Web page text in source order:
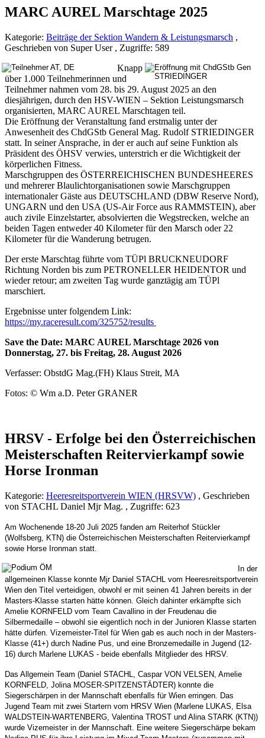
MARC AUREL Marschtage 2025
Kategorie: Beiträge der Sektion Wandern & Leistungsmarsch ,
Geschrieben von Super User , Zugriffe: 589
Knapp
über 1.000 Teilnehmerinnen und
Teilnehmer nahmen vom 28. bis 29. August 2025 an den
diesjährigen, durch den HSV-WIEN – Sektion Leistungsmarsch
organisierten, MARC AUREL Marschtagen teil.
Die Eröffnung der Veranstaltung fand erstmalig unter der
Anwesenheit des ChdGStb General Mag. Rudolf STRIEDINGER
statt. In seiner Ansprache, in der er auch auf seine Funktion als
Präsident des ÖHSV verwies, unterstrich er die Wichtigkeit der
körperlichen Fitness.
Marschgruppen des ÖSTERREICHISCHEN BUNDESHEERES
und mehrerer Blaulichtorganisationen sowie Marschgruppen
internationaler Gäste aus DEUTSCHLAND (DBW Reserve Nord),
UNGARN und den USA (US-Air Force aus RAMMSTEIN), aber
auch zivile Einzelstarter, absolvierten die Wegstrecken, welche an
beiden Tagen entweder 40 Kilometer für den Marsch oder 22
Kilometer für die Wanderung betrugen.
Der erste Marschtag führte vom TÜPl BRUCKNEUDORF
Richtung Norden bis zum PETRONELLER HEIDENTOR und
wieder retour; am zweiten Tag wurde ganztägig am TÜPl
marschiert.
Ergebnisse unter folgendem Link:
https://my.raceresult.com/325752/results
Save the Date: MARC AUREL Marschtage 2026 von
Donnerstag, 27. bis Freitag, 28. August 2026
Verfasser: ObstdG Mag.(FH) Klaus Streit, MA
Fotos: © Wm a.D. Peter GRANER
HRSV - Erfolge bei den Österreichischen
Meisterschaften Reitervierkampf sowie
Horse Ironman
Kategorie: Heeresreitsportverein WIEN (HRSVW) , Geschrieben
von STACHL Daniel Mjr Mag. , Zugriffe: 623
Am Wochenende 18-20 Juli 2025 fanden am Reiterhof Stückler
(Wolfsberg, KTN) die Österreichischen Meisterschaften Reitervierkampf
sowie Horse Ironman statt.
In der
allgemeinen Klasse konnte Mjr Daniel STACHL vom Heeresreitsportverein
Wien den Titel verteidigen, obwohl er mit seinen 41 Jahren bereits in der
Masters-Klasse starten hätte können. Gleich dahinter erkämpfte sich
Amelie KORNFELD vom Team Cavallino in der Freudenau die
Silbermedaille – obwohl sie eigentlich noch in der Junioren Klasse starten
hätte dürfen. Vizemeister-Titel für Wien gab es auch noch in der Masters-
Klasse (41+) durch Nadine Pus, und eine Bronzemedaille in Jugend (12-
16) durch Marlene LUKAS - beide ebenfalls Mitglieder des HRSV.
Das Allgemein Team (Daniel STACHL, Caspar VON VELSEN, Amelie
KORNFELD, Jolina MOSER-SPITZENSTÄDTER) konnte die
Siegerschärpen in der Mannschaft ebenfalls für Wien erringen. Das
Jugend Team mit zwei Startern vom HRSV Wien (Marlene LUKAS, Elsa
WALDSTEIN-WARTENBERG, Valentina TROST und Alina STARK (KTN))
wurde Vizemeister in der Mannschaft. Eine weitere Siegerschärpe bekam